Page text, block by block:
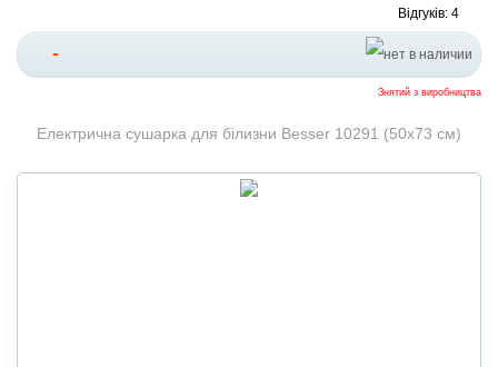
Відгуків: 4
-
Знятий з виробництва
Електрична сушарка для білизни Besser 10291 (50x73 см)